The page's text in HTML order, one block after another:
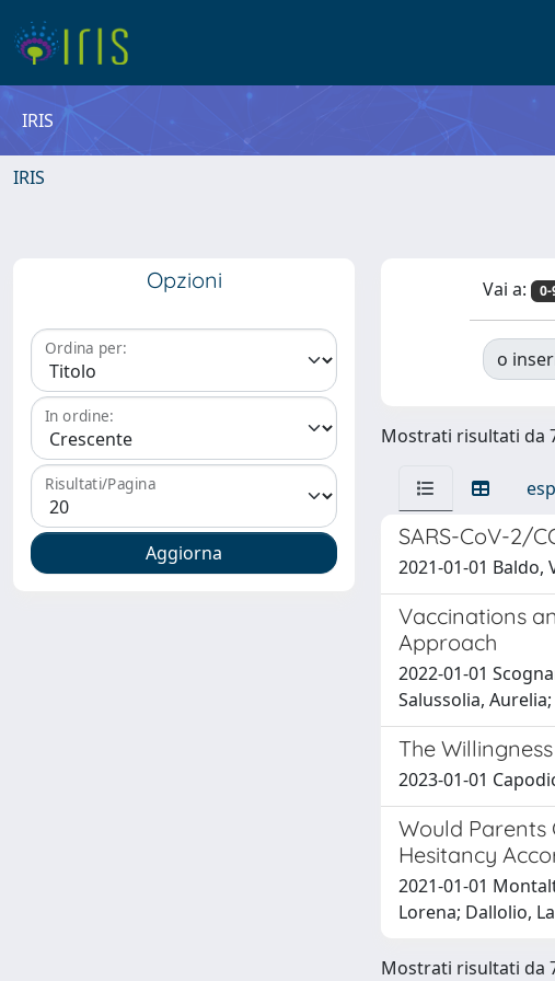
IRIS
IRIS
Opzioni
Ordina per:
In ordine:
Risultati/Pagina
Vai a: 0-
o
Mostrati risultati da
SARS-CoV-2/
2021-01-01 Baldo,
Vaccinations
Approach
2022-01-01
Salussolia,
The
2023-01-01
Would Parents
Hesitancy
2021-01-01
Lorena; Dallolio,
Mostrati risultati da